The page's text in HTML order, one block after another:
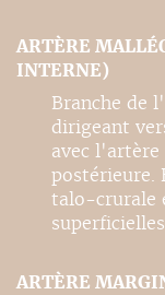
ARTÈRE
INTERNE)
Branche de
dirigeant
avec
postérieure.
talo-crurale
ARTÈRE